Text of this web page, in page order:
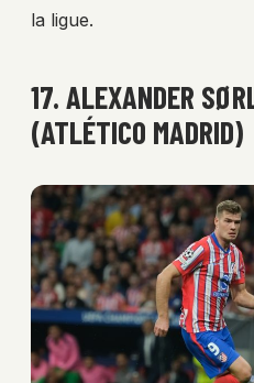
la ligue.
17. ALEXANDER
(ATLÉTICO MADRID)